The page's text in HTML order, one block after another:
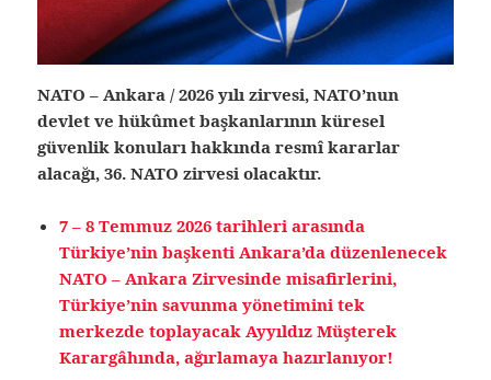
NATO – Ankara / 2026 yılı zirvesi, NATO’nun
devlet ve hükûmet başkanlarının küresel
güvenlik konuları hakkında resmî kararlar
alacağı, 36. NATO zirvesi olacaktır.
7 – 8 Temmuz 2026 tarihleri arasında
Türkiye’nin başkenti Ankara’da düzenlenecek
NATO – Ankara Zirvesinde misafirlerini,
Türkiye’nin savunma yönetimini tek
merkezde toplayacakAyyıldız Müşterek
Karargâhında, ağırlamaya hazırlanıyor!